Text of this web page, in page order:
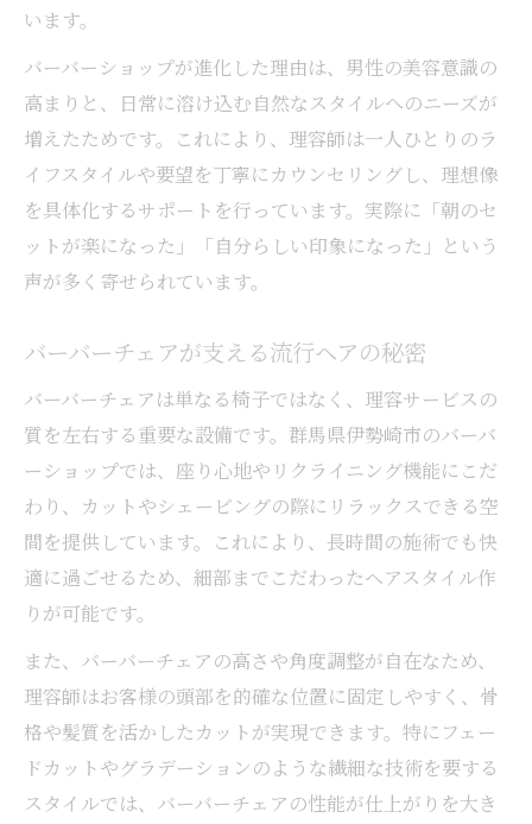
います。
バーバーショップが進化した理由は、男性の美容意識の
高まりと、日常に溶け込む自然なスタイルへのニーズが
増えたためです。これにより、理容師は一人ひとりのラ
イフスタイルや要望を丁寧にカウンセリングし、理想像
を具体化するサポートを行っています。実際に「朝のセ
ットが楽になった」「自分らしい印象になった」という
声が多く寄せられています。
バーバーチェアが支える流行ヘアの秘密
バーバーチェアは単なる椅子ではなく、理容サービスの
質を左右する重要な設備です。群馬県伊勢崎市のバーバ
ーショップでは、座り心地やリクライニング機能にこだ
わり、カットやシェービングの際にリラックスできる空
間を提供しています。これにより、長時間の施術でも快
適に過ごせるため、細部までこだわったヘアスタイル作
りが可能です。
また、バーバーチェアの高さや角度調整が自在なため、
理容師はお客様の頭部を的確な位置に固定しやすく、骨
格や髪質を活かしたカットが実現できます。特にフェー
ドカットやグラデーションのような繊細な技術を要する
スタイルでは、バーバーチェアの性能が仕上がりを大き